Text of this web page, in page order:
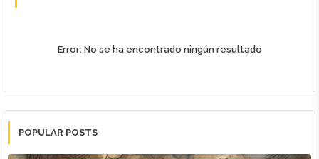
Error:No se ha encontrado ningún resultado
POPULAR POSTS